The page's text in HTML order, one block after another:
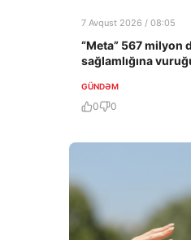
7 Avqust 2026 / 08:05
“Meta” 567 milyon
sağlamlığına
GÜNDƏM
0 0